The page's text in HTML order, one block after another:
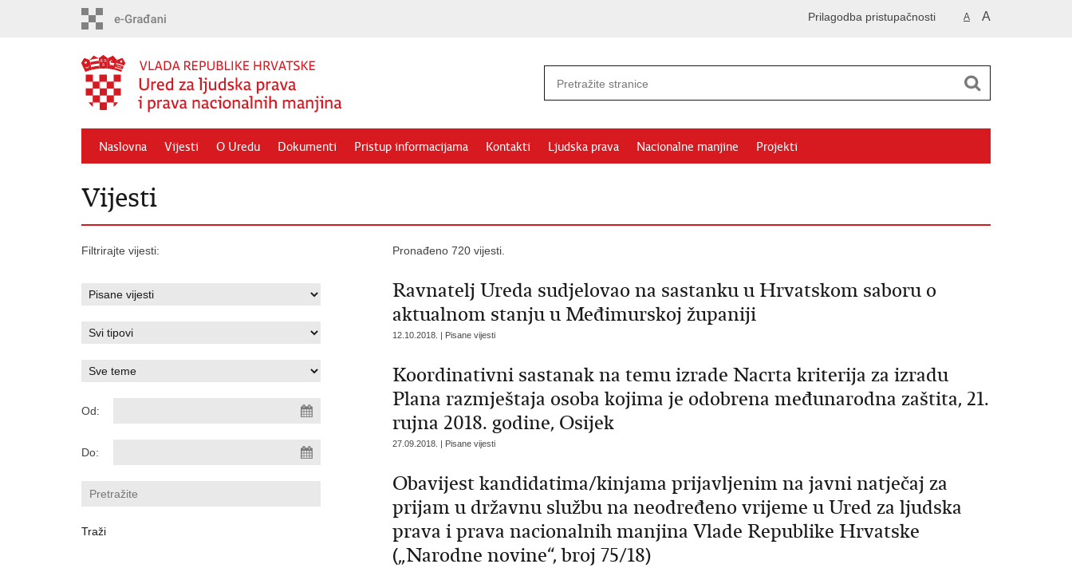
A A
Prilagodba pristupačnosti
Naslovna Vijesti O Uredu Dokumenti Pristup informacijama Kontakti Ljudska prava Nacionalne manjine Projekti
Vijesti
Filtrirajte vijesti:
Od:
Do:
Pronađeno 720 vijesti.
Ravnatelj Ureda sudjelovao na sastanku u Hrvatskom saboru o
aktualnom stanju u Međimurskoj županiji
12.10.2018. | Pisane vijesti
Koordinativni sastanak na temu izrade Nacrta kriterija za izradu
Plana razmještaja osoba kojima je odobrena međunarodna zaštita, 21.
rujna 2018. godine, Osijek
27.09.2018. | Pisane vijesti
Obavijest kandidatima/kinjama prijavljenim na javni natječaj za
prijam u državnu službu na neodređeno vrijeme u Ured za ljudska
prava i prava nacionalnih manjina Vlade Republike Hrvatske
(„Narodne novine“, broj 75/18)